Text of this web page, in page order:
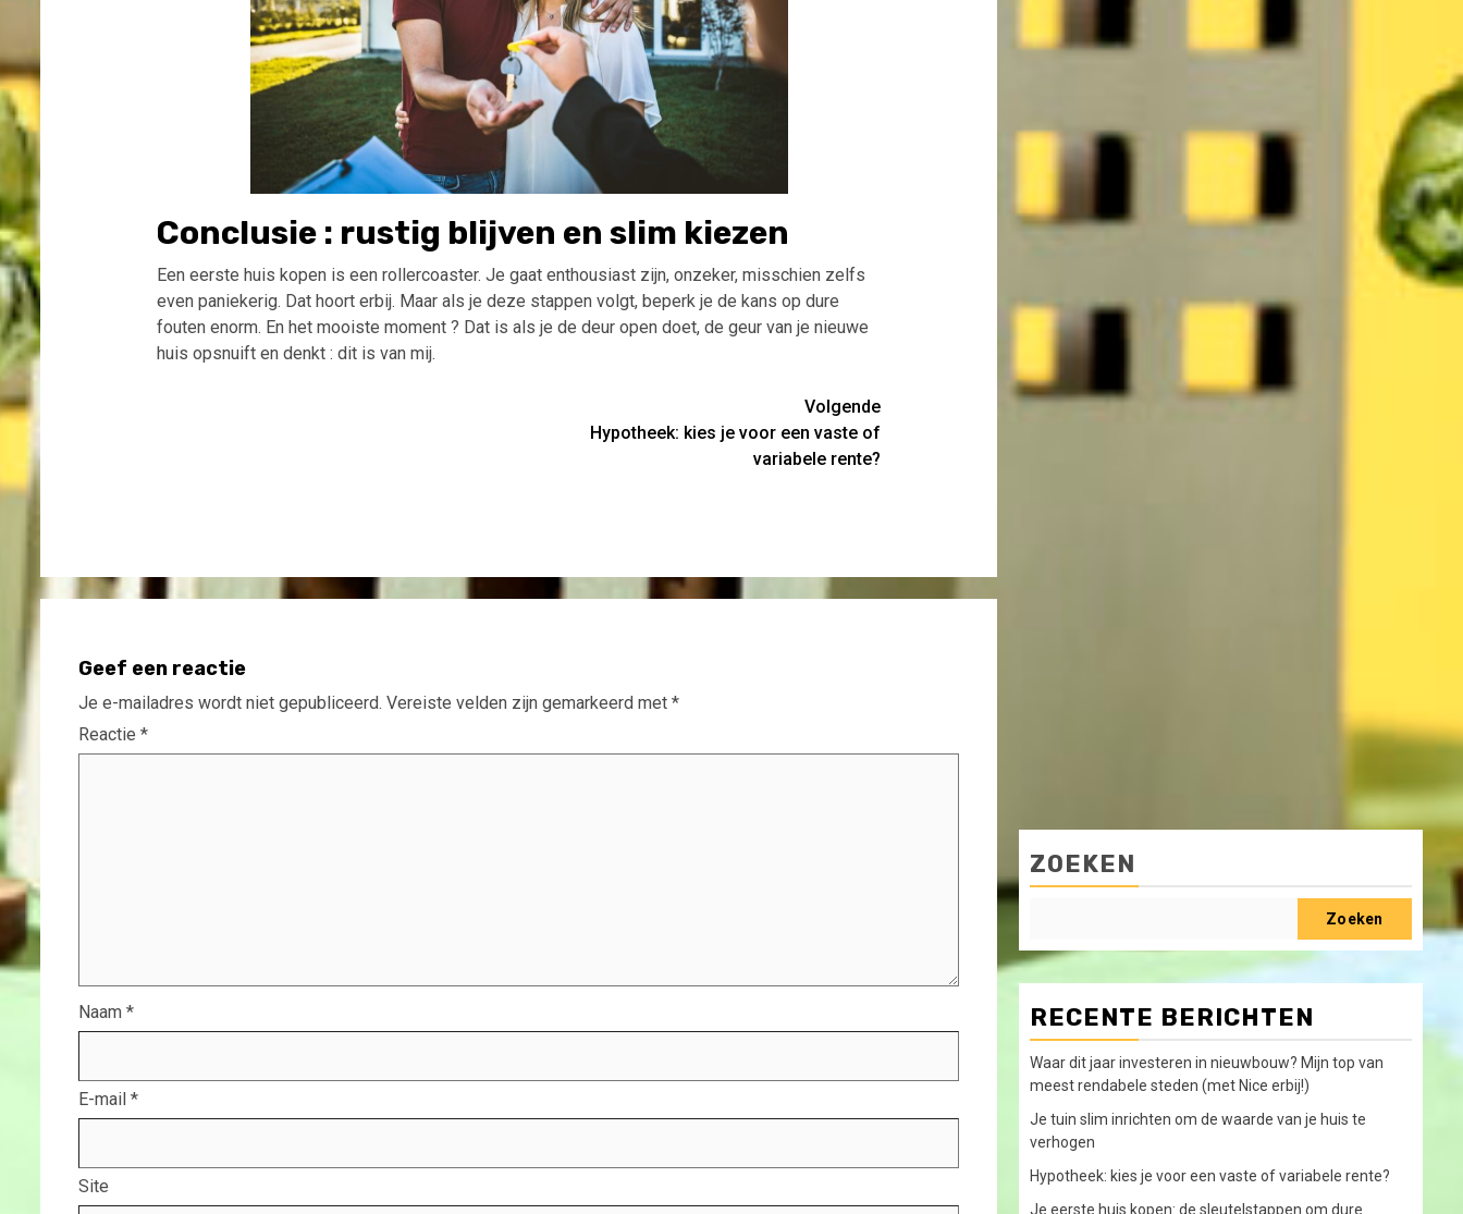
Conclusie : rustig blijven en slim kiezen
Een eerste huis kopen is een rollercoaster. Je gaat enthousiast zijn, onzeker, misschien zelfs
even paniekerig. Dat hoort erbij. Maar als je deze stappen volgt, beperk je de kans op dure
fouten enorm. En het mooiste moment ? Dat is als je de deur open doet, de geur van je nieuwe
huis opsnuift en denkt : dit is van mij.
Volgende
Hypotheek: kies je voor een vaste of
variabele rente?
Geef een reactie
Je e-mailadres wordt niet gepubliceerd. Vereiste velden zijn gemarkeerd met *
Reactie *
Naam *
E-mail *
Site
ZOEKEN
Zoeken
RECENTE BERICHTEN
Waar dit jaar investeren in nieuwbouw? Mijn top van
meest rendabele steden (met Nice erbij!)
Je tuin slim inrichten om de waarde van je huis te
verhogen
Hypotheek: kies je voor een vaste of variabele rente?
Je eerste huis kopen: de sleutelstappen om dure